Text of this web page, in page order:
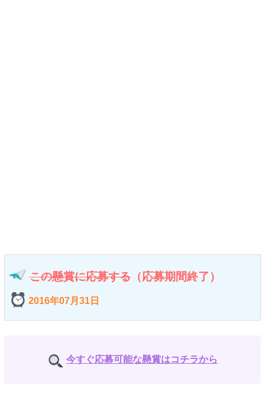
この懸賞に応募する （応募期間終了）
2016年07月31日
今すぐ応募可能な懸賞はコチラから